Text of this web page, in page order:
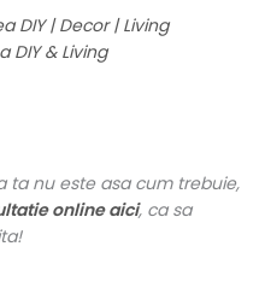
DIY | Decor | Living
DIY & Living
ta nu este asa cum trebuie,
online aici, ca sa